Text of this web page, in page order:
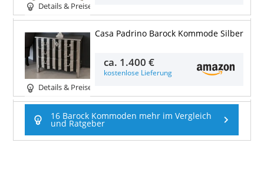
Details & Preise
Details & Preise
Casa Padrino Barock Kommode Silber
ca. 1.400 €
kostenlose Lieferung
16 Barock Kommoden mehr im Vergleich
und Ratgeber